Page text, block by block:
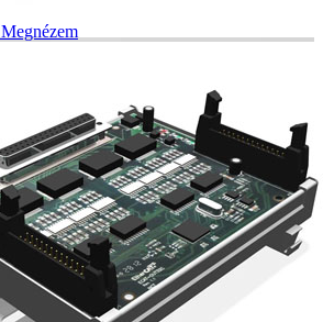
Megnézem